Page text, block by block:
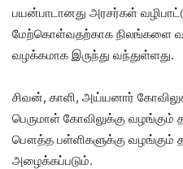
பயன்பாடானது அரசர்கள்
மேற்கொள்வதற்காக நிலங்களை
வழக்கமாக இருந்து வந்துள்ளது.
சிவன், காளி, அய்யனார்
பெருமாள் கோவிலுக்கு
பௌத்த பள்ளிகளுக்கு வழங்கும்
அழைக்கப்படும்.